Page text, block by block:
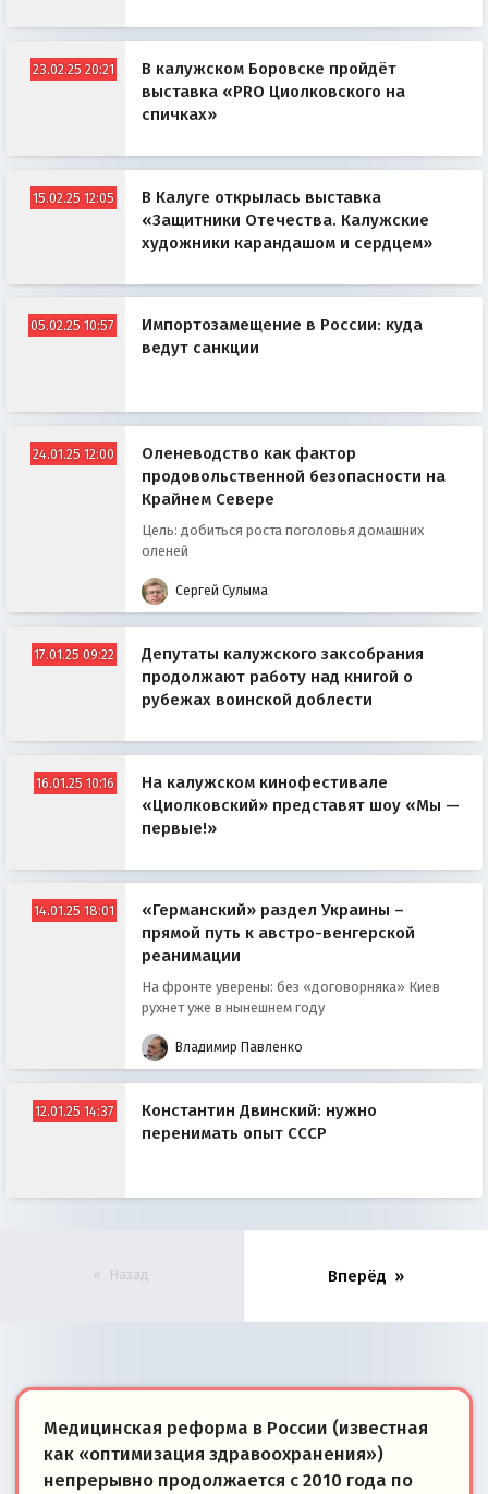
23.02.25 20:21
В калужском Боровске пройдёт
выставка «PRO Циолковского на
спичках»
15.02.25 12:05
В Калуге открылась выставка
«Защитники Отечества. Калужские
художники карандашом и сердцем»
05.02.25 10:57
Импортозамещение в России: куда
ведут санкции
24.01.25 12:00
Оленеводство как фактор
продовольственной безопасности на
Крайнем Севере
Цель: добиться роста поголовья домашних
оленей
Сергей Сулыма
17.01.25 09:22
Депутаты калужского заксобрания
продолжают работу над книгой о
рубежах воинской доблести
16.01.25 10:16
На калужском кинофестивале
«Циолковский» представят шоу «Мы —
первые!»
14.01.25 18:01
«Германский» раздел Украины –
прямой путь к австро-венгерской
реанимации
На фронте уверены: без «договорняка» Киев
рухнет уже в нынешнем году
Владимир Павленко
12.01.25 14:37
Константин Двинский: нужно
перенимать опыт СССР
Назад Вперёд
Медицинская реформа в России (известная
как «оптимизация здравоохранения»)
непрерывно продолжается с 2010 года по